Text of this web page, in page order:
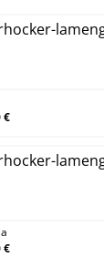
€
€